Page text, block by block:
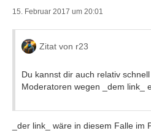
15. Februar 2017 um 20:01
Zitat von r23
Du kannst dir auch relativ
Moderatoren wegen _dem link_
_der link_ wäre in diesem Falle im